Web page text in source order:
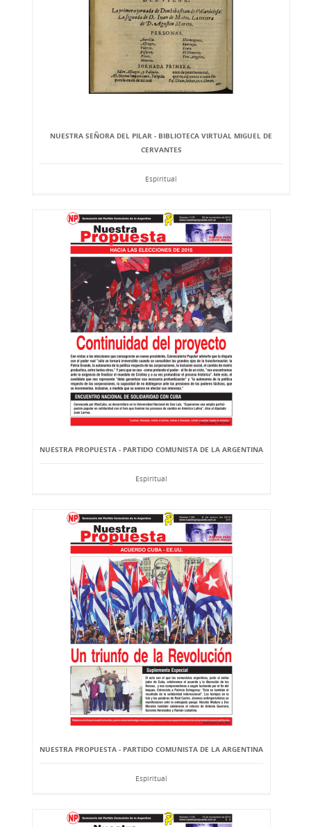
NUESTRA SEÑORA DEL PILAR - BIBLIOTECA VIRTUAL MIGUEL DE
CERVANTES
Espiritual
NUESTRA PROPUESTA - PARTIDO COMUNISTA DE LA ARGENTINA
Espiritual
NUESTRA PROPUESTA - PARTIDO COMUNISTA DE LA ARGENTINA
Espiritual